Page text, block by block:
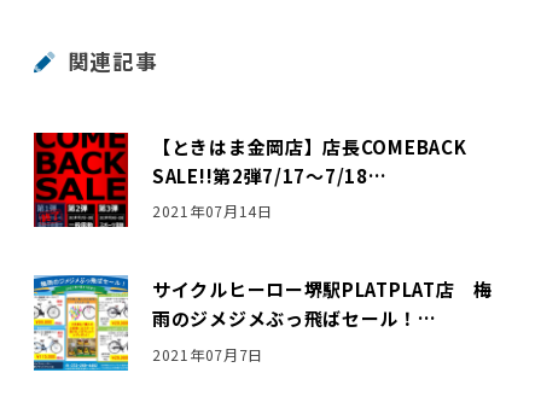
関連記事
【ときはま金岡店】店長COMEBACK
SALE!!第2弾7/17～7/18…
2021年07月14日
サイクルヒーロー堺駅PLATPLAT店 梅
雨のジメジメぶっ飛ばセール！…
2021年07月7日